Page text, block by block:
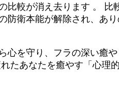
比較が消え去ります 。 比
防衛本能が解除され、あ
心を守り、フラの深い癒
たあなたを癒やす「心理